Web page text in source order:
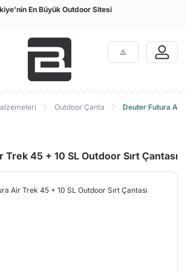
En Büyük Outdoor Sitesi
Outdoor Çanta Deuter Futura Air
45 + 10 SL Outdoor Sırt Çantası